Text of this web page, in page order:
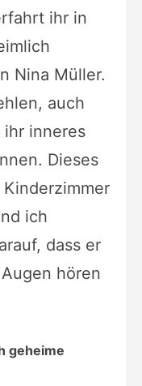
ihr in
Nina Müller.
auch
ihr inneres
Dieses
ich
dass er
hören
geheime